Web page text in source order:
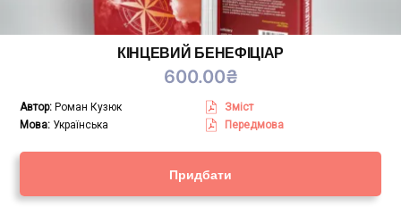
КІНЦЕВИЙ БЕНЕФІЦІАР
600.00₴
Автор: Роман Кузюк
Мова: Українська
Зміст
Пeредмова
Придбати